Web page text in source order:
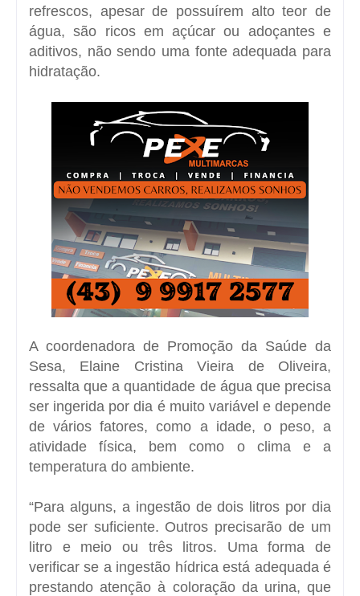
refrescos, apesar de possuírem alto teor de
água, são ricos em açúcar ou adoçantes e
aditivos, não sendo uma fonte adequada para
hidratação.
A coordenadora de Promoção da Saúde da
Sesa, Elaine Cristina Vieira de Oliveira,
ressalta que a quantidade de água que precisa
ser ingerida por dia é muito variável e depende
de vários fatores, como a idade, o peso, a
atividade física, bem como o clima e a
temperatura do ambiente.
“Para alguns, a ingestão de dois litros por dia
pode ser suficiente. Outros precisarão de um
litro e meio ou três litros. Uma forma de
verificar se a ingestão hídrica está adequada é
prestando atenção à coloração da urina, que